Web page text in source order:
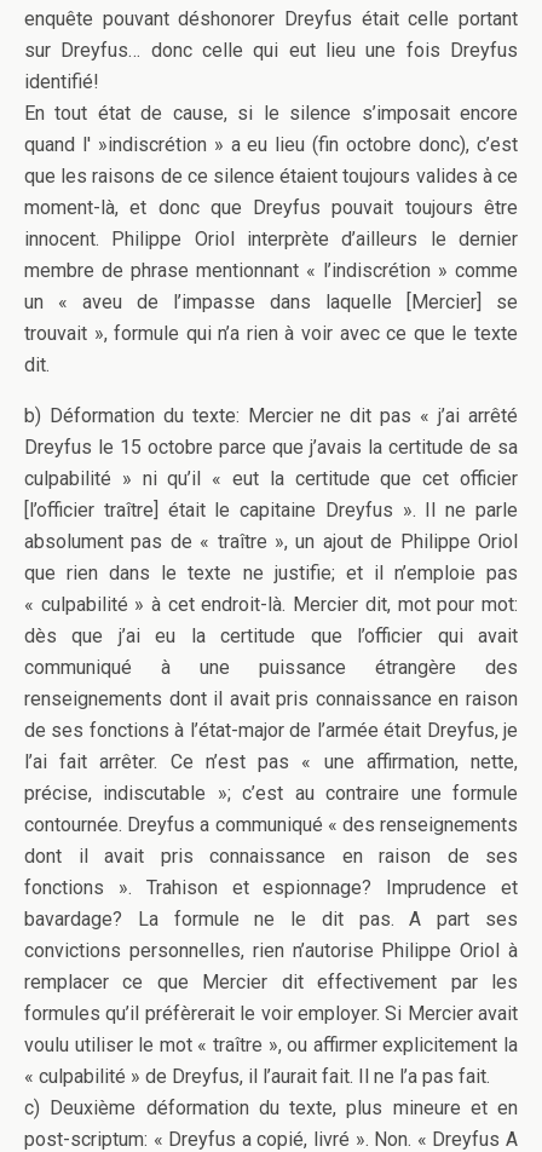
enquête pouvant déshonorer Dreyfus était celle portant
sur Dreyfus… donc celle qui eut lieu une fois Dreyfus
identifié!
En tout état de cause, si le silence s’imposait encore
quand l' »indiscrétion » a eu lieu (fin octobre donc), c’est
que les raisons de ce silence étaient toujours valides à ce
moment-là, et donc que Dreyfus pouvait toujours être
innocent. Philippe Oriol interprète d’ailleurs le dernier
membre de phrase mentionnant « l’indiscrétion » comme
un « aveu de l’impasse dans laquelle [Mercier] se
trouvait », formule qui n’a rien à voir avec ce que le texte
dit.
b) Déformation du texte: Mercier ne dit pas « j’ai arrêté
Dreyfus le 15 octobre parce que j’avais la certitude de sa
culpabilité » ni qu’il « eut la certitude que cet officier
[l’officier traître] était le capitaine Dreyfus ». Il ne parle
absolument pas de « traître », un ajout de Philippe Oriol
que rien dans le texte ne justifie; et il n’emploie pas
« culpabilité » à cet endroit-là. Mercier dit, mot pour mot:
dès que j’ai eu la certitude que l’officier qui avait
communiqué à une puissance étrangère des
renseignements dont il avait pris connaissance en raison
de ses fonctions à l’état-major de l’armée était Dreyfus, je
l’ai fait arrêter. Ce n’est pas « une affirmation, nette,
précise, indiscutable »; c’est au contraire une formule
contournée. Dreyfus a communiqué « des renseignements
dont il avait pris connaissance en raison de ses
fonctions ». Trahison et espionnage? Imprudence et
bavardage? La formule ne le dit pas. A part ses
convictions personnelles, rien n’autorise Philippe Oriol à
remplacer ce que Mercier dit effectivement par les
formules qu’il préfèrerait le voir employer. Si Mercier avait
voulu utiliser le mot « traître », ou affirmer explicitement la
« culpabilité » de Dreyfus, il l’aurait fait. Il ne l’a pas fait.
c) Deuxième déformation du texte, plus mineure et en
post-scriptum: « Dreyfus a copié, livré ». Non. « Dreyfus A